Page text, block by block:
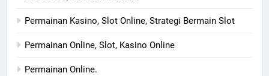
Permainan Kasino, Slot Online, Strategi Bermain Slot
Permainan Online, Slot, Kasino Online
Permainan Online.